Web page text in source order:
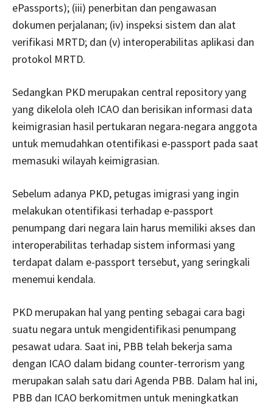
ePassports); (iii) penerbitan dan pengawasan
dokumen perjalanan; (iv) inspeksi sistem dan alat
verifikasi MRTD; dan (v) interoperabilitas aplikasi dan
protokol MRTD.
Sedangkan PKD merupakan central repository yang
yang dikelola oleh ICAO dan berisikan informasi data
keimigrasian hasil pertukaran negara-negara anggota
untuk memudahkan otentifikasi e-passport pada saat
memasuki wilayah keimigrasian.
Sebelum adanya PKD, petugas imigrasi yang ingin
melakukan otentifikasi terhadap e-passport
penumpang dari negara lain harus memiliki akses dan
interoperabilitas terhadap sistem informasi yang
terdapat dalam e-passport tersebut, yang seringkali
menemui kendala.
PKD merupakan hal yang penting sebagai cara bagi
suatu negara untuk mengidentifikasi penumpang
pesawat udara. Saat ini, PBB telah bekerja sama
dengan ICAO dalam bidang counter-terrorism yang
merupakan salah satu dari Agenda PBB. Dalam hal ini,
PBB dan ICAO berkomitmen untuk meningkatkan